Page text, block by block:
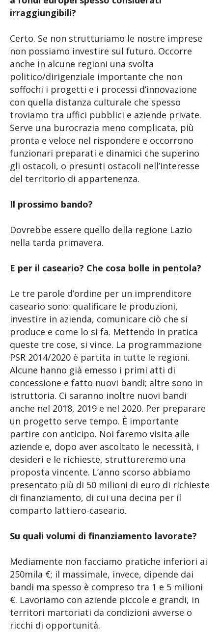
irraggiungibili?
Certo. Se non strutturiamo le nostre imprese
non possiamo investire sul futuro. Occorre
anche in alcune regioni una svolta
politico/dirigenziale importante che non
soffochi i progetti e i processi d’innovazione
con quella distanza culturale che spesso
troviamo tra uffici pubblici e aziende private.
Serve una burocrazia meno complicata, più
pronta e veloce nel rispondere e occorrono
funzionari preparati e dinamici che superino
gli ostacoli, o presunti ostacoli nell’interesse
del territorio di appartenenza.
Il prossimo bando?
Dovrebbe essere quello della regione Lazio
nella tarda primavera.
E per il caseario? Che cosa bolle in pentola?
Le tre parole d’ordine per un imprenditore
caseario sono: qualificare le produzioni,
investire in azienda, comunicare ciò che si
produce e come lo si fa. Mettendo in pratica
queste tre cose, si vince. La programmazione
PSR 2014/2020 è partita in tutte le regioni.
Alcune hanno già emesso i primi atti di
concessione e fatto nuovi bandi; altre sono in
istruttoria. Ci saranno inoltre nuovi bandi
anche nel 2018, 2019 e nel 2020. Per preparare
un progetto serve tempo. È importante
partire con anticipo. Noi faremo visita alle
aziende e, dopo aver ascoltato le necessità, i
desideri e le richieste, struttureremo una
proposta vincente. L’anno scorso abbiamo
presentato più di 50 milioni di euro di richieste
di finanziamento, di cui una decina per il
comparto lattiero-caseario.
Su quali volumi di finanziamento lavorate?
Mediamente non facciamo pratiche inferiori ai
250mila €; il massimale, invece, dipende dai
bandi ma spesso è compreso tra 1 e 5 milioni
€. Lavoriamo con aziende piccole e grandi, in
territori martoriati da condizioni avverse o
ricchi di opportunità.